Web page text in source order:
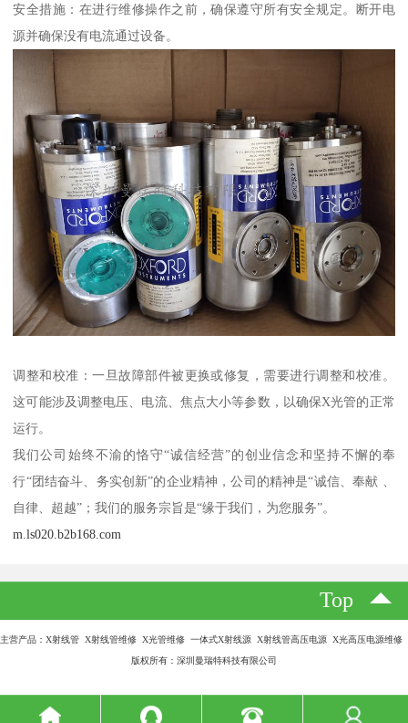
安全措施：在进行维修操作之前，确保遵守所有安全规定。断开电
源并确保没有电流通过设备。
调整和校准：一旦故障部件被更换或修复，需要进行调整和校准。
这可能涉及调整电压、电流、焦点大小等参数，以确保X光管的正常
运行。
我们公司始终不渝的恪守“诚信经营”的创业信念和坚持不懈的奉
行“团结奋斗、务实创新”的企业精神，公司的精神是“诚信、奉献 、
自律、超越”；我们的服务宗旨是“缘于我们，为您服务”。
m.ls020.b2b168.com
Top
主营产品：X射线管 X射线管维修 X光管维修 一体式X射线源 X射线管高压电源 X光高压电源维修
版权所有：深圳曼瑞特科技有限公司